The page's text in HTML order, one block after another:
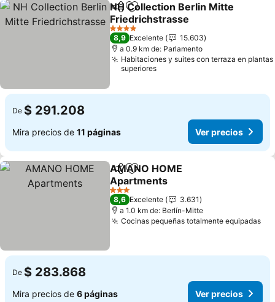
CompartirAgregar a favoritos
NH Collection Berlin Mitte
Friedrichstrasse
Ver precios
4 Estrellas
8,9 Excelente
15.603
a 0.9 km de: Parlamento
Habitaciones y suites con terraza en plantas
superiores
De $ 291.208
Mira precios de 11 páginas Ver precios
CompartirAgregar a favoritos
AMANO HOME
Apartments
Ver precios
3 Estrellas
8,6 Excelente
3.631
a 1.0 km de: Berlín-Mitte
Cocinas pequeñas totalmente equipadas
De $ 283.868
Mira precios de 6 páginas Ver precios